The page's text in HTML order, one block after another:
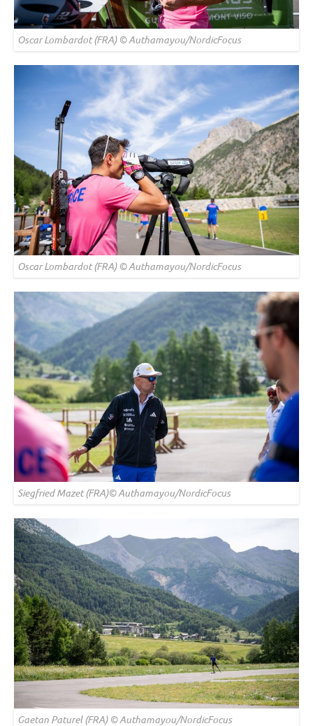
Oscar Lombardot (FRA) © Authamayou/NordicFocus
Oscar Lombardot (FRA) © Authamayou/NordicFocus
Siegfried Mazet (FRA)© Authamayou/NordicFocus
Gaetan Paturel (FRA) © Authamayou/NordicFocus